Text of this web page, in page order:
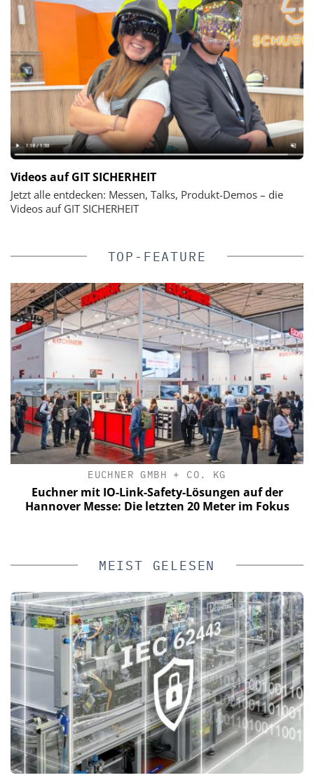
Videos auf GIT SICHERHEIT
Jetzt alle entdecken: Messen, Talks, Produkt-Demos – die
Videos auf GIT SICHERHEIT
TOP-FEATURE
EUCHNER GMBH + CO. KG
Euchner mit IO-Link-Safety-Lösungen auf der
Hannover Messe: Die letzten 20 Meter im Fokus
MEIST GELESEN